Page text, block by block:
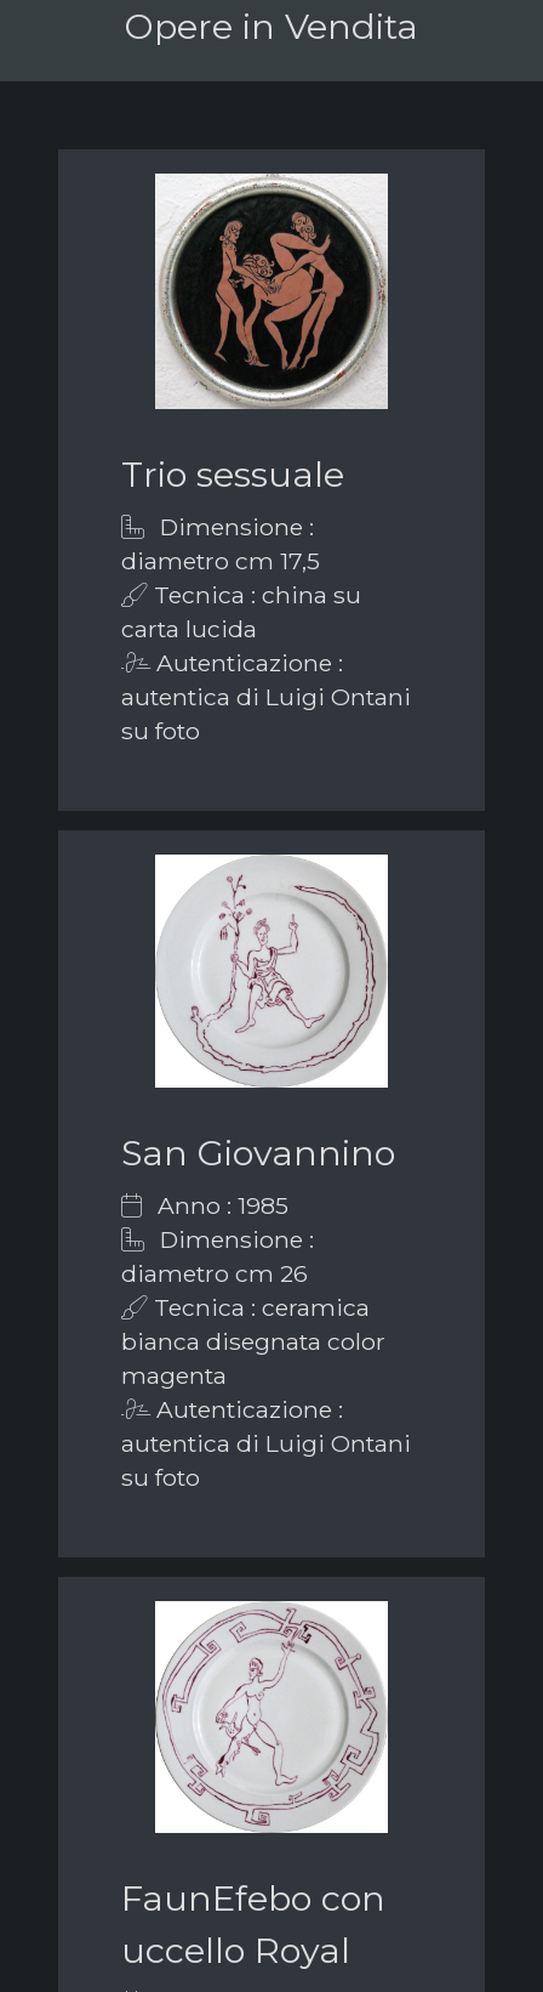
Opere in Vendita
Trio sessuale
Dimensione :
diametro cm 17,5
Tecnica : china su
carta lucida
Autenticazione :
autentica di Luigi Ontani
su foto
San Giovannino
Anno : 1985
Dimensione :
diametro cm 26
Tecnica : ceramica
bianca disegnata color
magenta
Autenticazione :
autentica di Luigi Ontani
su foto
FaunEfebo con
uccello Royal